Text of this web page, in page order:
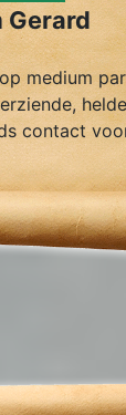
Gerard
medium
contact